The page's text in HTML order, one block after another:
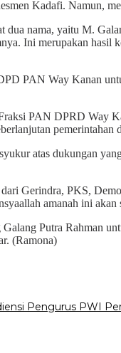
Kadafi. Namun,
nama, yaitu M.
Ini merupakan
PAN Way Kanan
PAN DPRD Way
pemerintahan
atas dukungan
Gerindra, PKS,
amanah ini
Putra Rahman
(Ramona)
Pengurus PWI